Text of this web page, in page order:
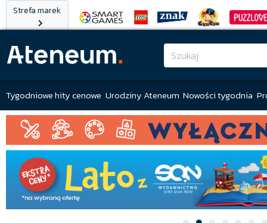
Strefa marek
Tygodniowe hity cenowe Urodziny Ateneum Nowości tygodnia